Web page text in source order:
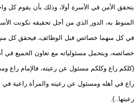
يتحقق الأمن في الأسرة أولا، وذلك بأن يقوم كل
المنوط به، الدور الذي من أجل تحقيقه تكونت
في كل منهما خصائص قبل الوظائف، فيحقق كل
خصائصه، ويتحمل مسئولياته مع تعاون الجميع في
(كلكم راع وكلكم مسئول عن رعيته، فالإمام راع
راع في أهله ومسئول عن رعيته والمرأة راعية
رعيتها..).